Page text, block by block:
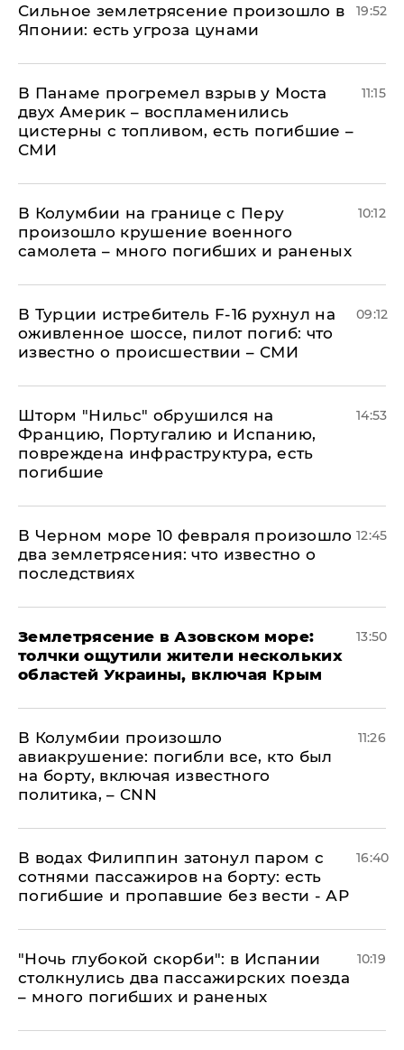
Сильное землетрясение произошло в
Японии: есть угроза цунами
19:52
В Панаме прогремел взрыв у Моста
двух Америк – воспламенились
цистерны с топливом, есть погибшие –
СМИ
11:15
В Колумбии на границе с Перу
произошло крушение военного
самолета – много погибших и раненых
10:12
В Турции истребитель F-16 рухнул на
оживленное шоссе, пилот погиб: что
известно о происшествии – СМИ
09:12
Шторм "Нильс" обрушился на
Францию, Португалию и Испанию,
повреждена инфраструктура, есть
погибшие
14:53
В Черном море 10 февраля произошло
два землетрясения: что известно о
последствиях
12:45
Землетрясение в Азовском море:
толчки ощутили жители нескольких
областей Украины, включая Крым
13:50
В Колумбии произошло
авиакрушение: погибли все, кто был
на борту, включая известного
политика, – CNN
11:26
В водах Филиппин затонул паром с
сотнями пассажиров на борту: есть
погибшие и пропавшие без вести - АР
16:40
"Ночь глубокой скорби": в Испании
столкнулись два пассажирских поезда
– много погибших и раненых
10:19